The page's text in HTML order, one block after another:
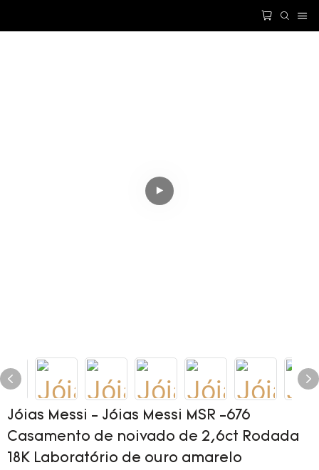
Jóias Messi - Jóias Messi MSR -676
Casamento de noivado de 2,6ct Rodada
18K Laboratório de ouro amarelo